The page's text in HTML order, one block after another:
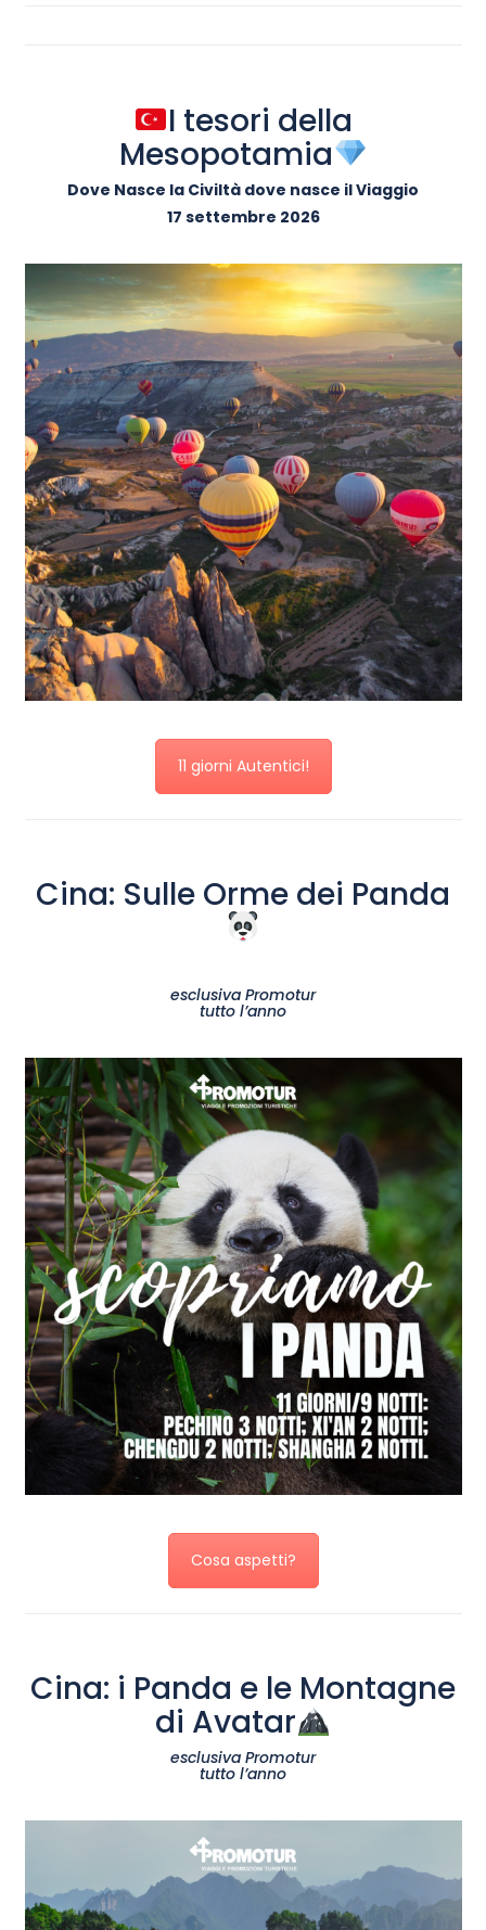
I tesori della
Mesopotamia
Dove Nasce la Civiltà dove nasce il Viaggio
17 settembre 2026
11 giorni Autentici!
Cina: Sulle Orme dei Panda
esclusiva Promotur
tutto l’anno
Cosa aspetti?
Cina: i Panda e le Montagne
di Avatar
esclusiva Promotur
tutto l’anno